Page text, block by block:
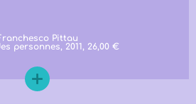
Pittau
personnes, 2011, 26,00 €